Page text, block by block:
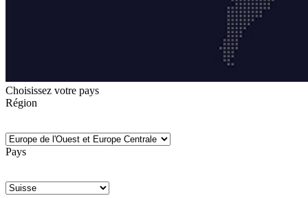
Choisissez votre pays
Région
Pays